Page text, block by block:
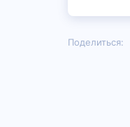
Поделиться: